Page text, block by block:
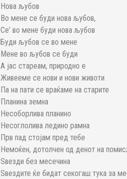
Нова љубов
Во мене се буди нова љубов,
Се’ во мене буди нова љубов
Буди љубов се во мене
Мене во љубов се буди
А јас стареам, природно е
Живееме се нови и нови животи
Па на пати се враќаме на старите
Планина земна
Несоборлива планино
Несоглолива ледино рамна
Прв пад стојам пред тебе
Немоќен, дотолчен од денот на
Ѕвезди без месечина
Ѕвездите ќе бидат секогаш тука за